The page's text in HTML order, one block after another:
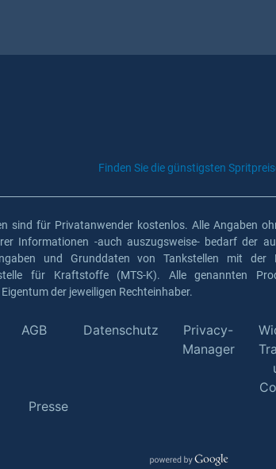
Finden Sie die günstigsten
sind für Privatanwender kostenlos. Alle Angaben
Informationen -auch auszugsweise- bedarf der
und Grunddaten von Tankstellen mit der
für Kraftstoffe (MTS-K). Alle genannten
der jeweiligen Rechteinhaber.
AGB Datenschutz
Privacy-
Manager
Presse